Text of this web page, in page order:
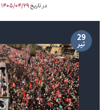
در تاریخ ۱۴۰۵/۰۴/۲۹
29
تیر